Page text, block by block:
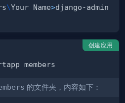
\Your Name>django-admin
创建应用
的文件夹，内容如下：